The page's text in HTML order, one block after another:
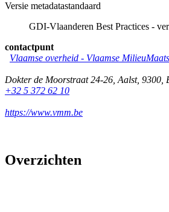
Versie metadatastandaard
GDI-Vlaanderen Best Practices -
contactpunt
Vlaamse overheid - Vlaamse
Dokter de Moorstraat 24-26 Aalst, 9300
+32 5 372 62 10
https://www.vmm.be
Overzichten